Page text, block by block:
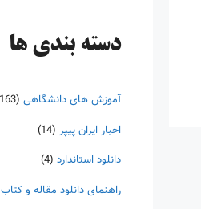
دسته‌ بندی ها
آموزش های دانشگاهی (163)
اخبار ایران پیپر (14)
دانلود استاندارد (4)
راهنمای دانلود مقاله و کتاب